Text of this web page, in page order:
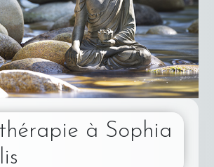
à Sophia